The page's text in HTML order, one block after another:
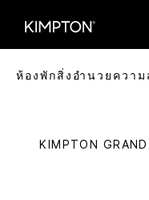
ห้องพักสิ่งอำนวยควา
KIMPTON